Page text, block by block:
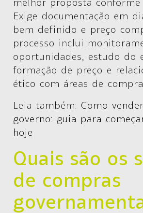
Exige documentação em
bem definido e preço
processo inclui
oportunidades, estudo do
formação de preço e
ético com áreas de
Leia também: Como
governo: guia para
hoje
Quais são os
de compras